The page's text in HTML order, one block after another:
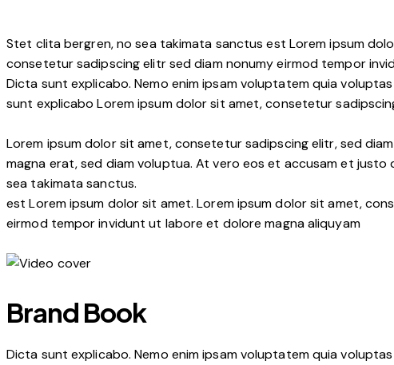
Stet clita bergren, no sea takimata sanctus est Lorem ipsum
consetetur sadipscing elitr sed diam nonumy eirmod tempor
Dicta sunt explicabo. Nemo enim ipsam voluptatem quia
sunt explicabo Lorem ipsum dolor sit amet, consetetur
Lorem ipsum dolor sit amet, consetetur sadipscing elitr, sed
magna erat, sed diam voluptua. At vero eos et accusam et
sea takimata sanctus.
est Lorem ipsum dolor sit amet. Lorem ipsum dolor sit amet,
eirmod tempor invidunt ut labore et dolore magna aliquyam
Brand Book
Dicta sunt explicabo. Nemo enim ipsam voluptatem quia